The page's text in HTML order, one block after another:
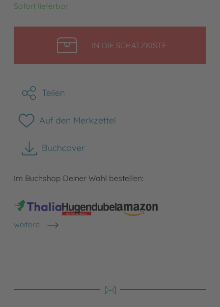
Sofort lieferbar
IN DIE SCHATZKISTELEGEN
Teilen
Auf den Merkzettel
Buchcover
herunterladen
Im Buchshop Deiner Wahl bestellen:
weitere
Shops anzeigen